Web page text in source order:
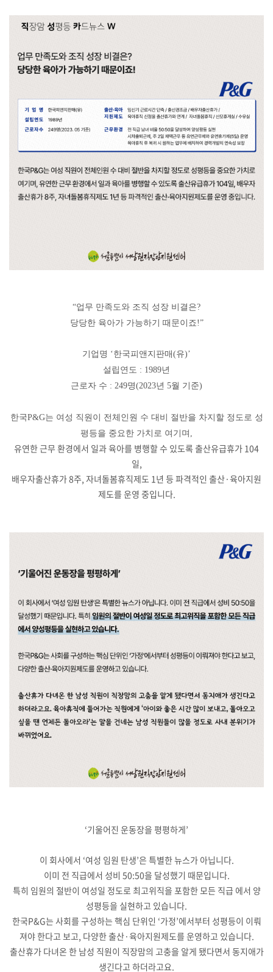
“업무 만족도와 조직 성장 비결은?
당당한 육아가 가능하기 때문이죠!”
기업명 ‘한국피앤지판매 (유)’
설립연도 : 1989년
근로자 수 : 249명(2023년 5월 기준)
한국P&G는 여성 직원이 전체인원 수 대비 절반을 차지할 정도로 성
평등을 중요한 가치로 여기며 ,
유연한 근무 환경에서 일과 육아를 병행할 수 있도록 출산유급휴가 104
일,
배우자출산휴가8주, 자녀돌봄휴직제도 1년 등 파격적인 출산·육아지원
제도를 운영 중입니다.
‘기울어진 운동장을 평평하게’
이 회사에서 ‘여성 임원 탄생’은 특별한 뉴스가 아닙니다.
이미 전 직급에서 성비 50:50을 달성했기 때문입니다.
특히 임원의 절반이 여성일 정도로 최고위직을 포함한 모든 직급 에서 양
성평등을 실현하고 있습니다.
한국P&G는 사회를 구성하는 핵심 단위인 ‘가정’에서부터 성평등이 이뤄
져야 한다고 보고, 다양한 출산·육아지원제도를 운영하고 있습니다.
출산휴가 다녀온 한 남성 직원이 직장맘의 고충을 알게 됐다면서 동지애가
생긴다고 하더라고요.